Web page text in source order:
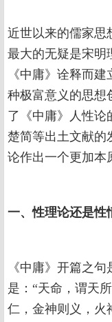
近世以来的儒家思
最大的无疑是宋明
《中庸》诠释而
种极富意义的思想
了《中庸》人性论
楚简等出土文献的
论作出一个更加本
一、性理论还是性
《中庸》开篇之
是：“天命，谓天
仁，金神则义，火